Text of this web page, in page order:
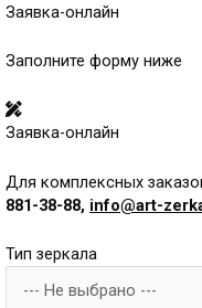
Заявка-онлайн
Заполните форму ниже
Заявка-онлайн
Для комплексных
881-38-88, info@art-
Тип зеркала